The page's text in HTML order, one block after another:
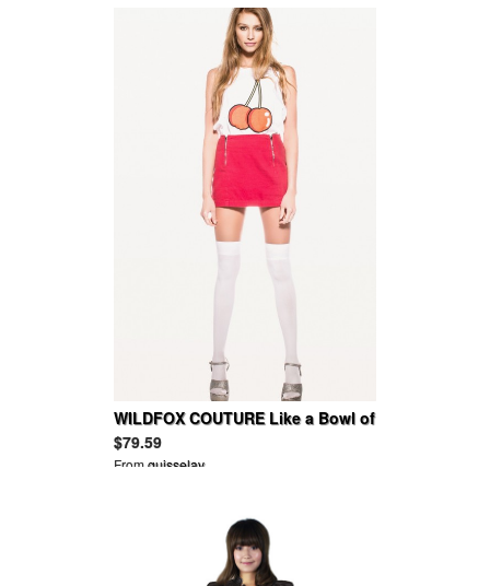
WILDFOX COUTURE Like a Bowl of
Cherries Muscle Tank thsirt
$79.59
Fromguisselav